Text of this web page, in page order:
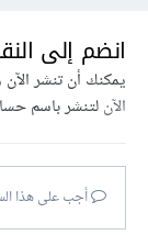
انضم إلى
يمكنك أن تنشر
الآنلتنشر باسم
أجب على هذا